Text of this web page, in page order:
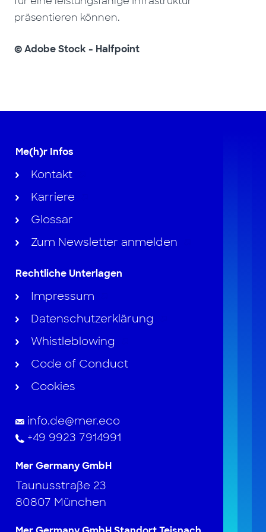
präsentieren können.
© Adobe Stock - Halfpoint
Me(h)r Infos
Kontakt
Karriere
Glossar
Zum Newsletter anmelden
Rechtliche Unterlagen
Impressum
Datenschutzerklärung
Whistleblowing
Code of Conduct
Cookies
info.de@mer.eco
+49 9923 7914991
Mer Germany GmbH
Taunusstraße 23
80807 München